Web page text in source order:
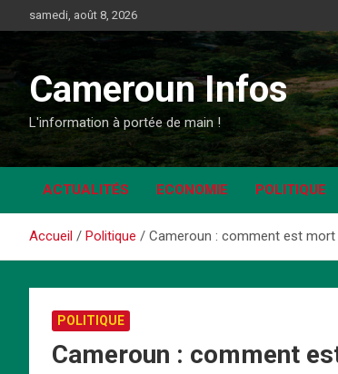
au
samedi, août 8, 2026
Cameroun Infos
L'information à portée de main !
ACTUALITÉS ECONOMIE POLITIQUE
Accueil Politique Cameroun : comment est mort
POLITIQUE
Cameroun : comment